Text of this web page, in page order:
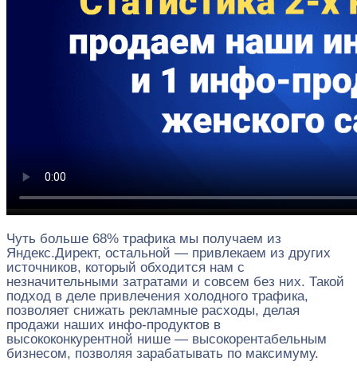
Чуть больше 68% трафика мы получаем из
Яндекс.Директ, остальной — привлекаем из других
источников, который обходится нам с
незначительными затратами и совсем без них. Такой
подход в деле привлечения холодного трафика,
позволяет снижать рекламные расходы, делая
продажи наших инфо-продуктов в
высококонкурентной нише — высокорентабельным
бизнесом, позволяя зарабатывать по максимуму.